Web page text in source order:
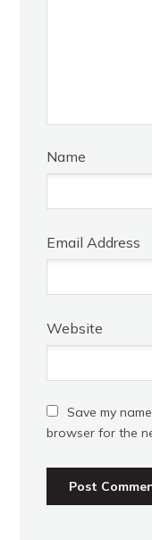
Name
Email Address
Website
Save my
browser for the